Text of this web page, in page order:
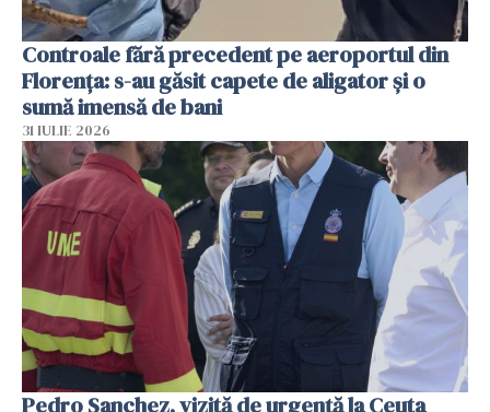
Controale fără precedent pe aeroportul din
Florența: s-au găsit capete de aligator și o
sumă imensă de bani
31 IULIE 2026
Pedro Sanchez, vizită de urgență la Ceuta